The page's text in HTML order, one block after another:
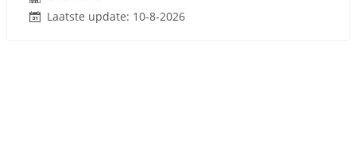
Laatste update: 10-8-2026